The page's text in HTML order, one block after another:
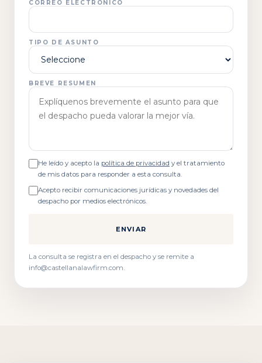
CORREO ELECTRÓNICO
TIPO DE ASUNTO
BREVE RESUMEN
He leído y acepto la política de privacidad y el tratamiento
de mis datos para responder a esta consulta.
Acepto recibir comunicaciones jurídicas y novedades del
despacho por medios electrónicos.
ENVIAR
La consulta se registra en el despacho y se remite a
info@castellanalawfirm.com.